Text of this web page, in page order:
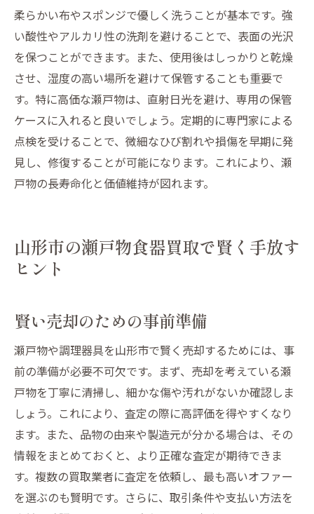
柔らかい布やスポンジで優しく洗うことが基本です。強
い酸性やアルカリ性の洗剤を避けることで、表面の光沢
を保つことができます。また、使用後はしっかりと乾燥
させ、湿度の高い場所を避けて保管することも重要で
す。特に高価な瀬戸物は、直射日光を避け、専用の保管
ケースに入れると良いでしょう。定期的に専門家による
点検を受けることで、微細なひび割れや損傷を早期に発
見し、修復することが可能になります。これにより、瀬
戸物の長寿命化と価値維持が図れます。
山形市の瀬戸物食器買取で賢く手放す
ヒント
賢い売却のための事前準備
瀬戸物や調理器具を山形市で賢く売却するためには、事
前の準備が必要不可欠です。まず、売却を考えている瀬
戸物を丁寧に清掃し、細かな傷や汚れがないか確認しま
しょう。これにより、査定の際に高評価を得やすくなり
ます。また、品物の由来や製造元が分かる場合は、その
情報をまとめておくと、より正確な査定が期待できま
す。複数の買取業者に査定を依頼し、最も高いオファー
を選ぶのも賢明です。さらに、取引条件や支払い方法を